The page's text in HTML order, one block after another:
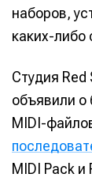
наборов,
каких-либо
Студия Red
объявили о
MIDI-
MIDI Pack и